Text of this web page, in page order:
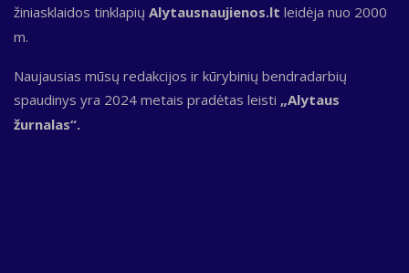
žiniasklaidos tinklapių Alytausnaujienos.lt leidėja nuo 2000
m.
Naujausias mūsų redakcijos ir kūrybinių bendradarbių
spaudinys yra 2024 metais pradėtas leisti „Alytaus
žurnalas“.